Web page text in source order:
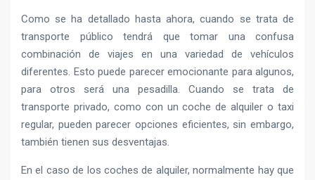
Como se ha detallado hasta ahora, cuando se trata de
transporte público tendrá que tomar una confusa
combinación de viajes en una variedad de vehículos
diferentes. Esto puede parecer emocionante para algunos,
para otros será una pesadilla. Cuando se trata de
transporte privado, como con un coche de alquiler o taxi
regular, pueden parecer opciones eficientes, sin embargo,
también tienen sus desventajas.
En el caso de los coches de alquiler, normalmente hay que